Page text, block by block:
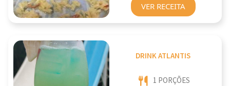
VER RECEITA
DRINK ATLANTIS
1 PORÇÕES